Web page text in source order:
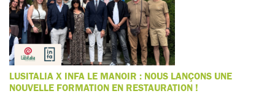
LUSITALIA X INFA LE MANOIR : NOUS LANÇONS UNE
NOUVELLE FORMATION EN RESTAURATION !